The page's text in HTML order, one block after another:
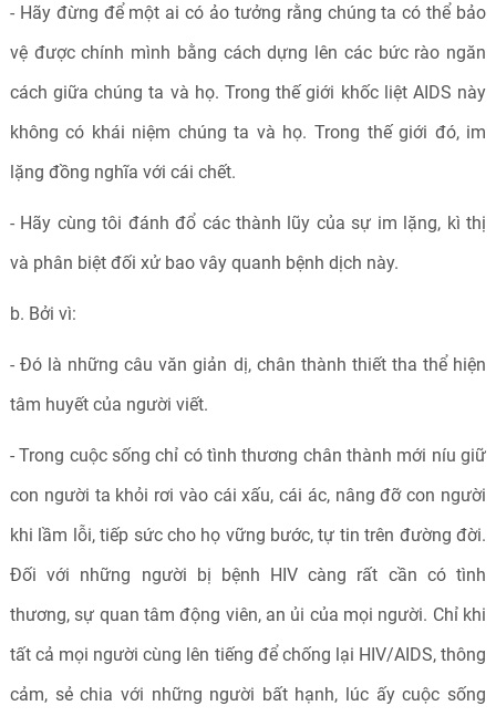
- Hãy đừng để một ai có ảo tưởng rằng chúng ta có thể bảo
vệ được chính mình bằng cách dựng lên các bức rào ngăn
cách giữa chúng ta và họ. Trong thế giới khốc liệt AIDS này
không có khái niệm chúng ta và họ. Trong thế giới đó, im
lặng đồng nghĩa với cái chết.
- Hãy cùng tôi đánh đổ các thành lũy của sự im lặng, kì thị
và phân biệt đối xử bao vây quanh bệnh dịch này.
b. Bởi vì:
- Đó là những câu văn giản dị, chân thành thiết tha thể hiện
tâm huyết của người viết.
- Trong cuộc sống chỉ có tình thương chân thành mới níu giữ
con người ta khỏi rơi vào cái xấu, cái ác, nâng đỡ con người
khi lầm lỗi, tiếp sức cho họ vững bước, tự tin trên đường đời.
Đối với những người bị bệnh HIV càng rất cần có tình
thương, sự quan tâm động viên, an ủi của mọi người. Chỉ khi
tất cả mọi người cùng lên tiếng để chống lại HIV/AIDS, thông
cảm, sẻ chia với những người bất hạnh, lúc ấy cuộc sống